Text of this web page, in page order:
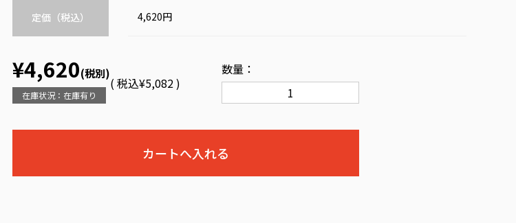
定価（税込） 4,620円
在庫状況：在庫有り
¥4,620(税別)
( 税込¥5,082 )
数量：